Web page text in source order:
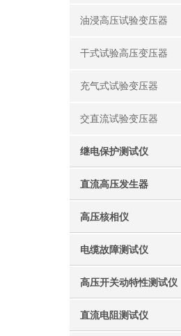
油浸高压试验变压器
干式试验高压变压器
充气式试验变压器
交直流试验变压器
继电保护测试仪
直流高压发生器
高压核相仪
电缆故障测试仪
高压开关动特性测试仪
直流电阻测试仪